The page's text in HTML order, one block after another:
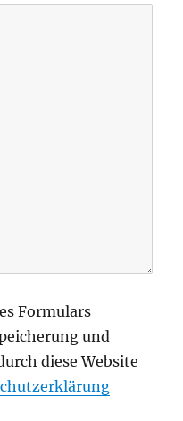
Formulars
und
diese Website